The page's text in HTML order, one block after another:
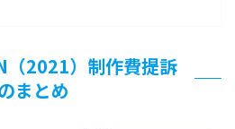
（2021）制作費提訴
まとめ